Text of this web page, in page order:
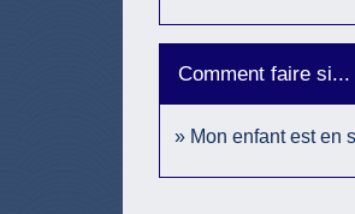
Comment faire si...
Mon enfant est en